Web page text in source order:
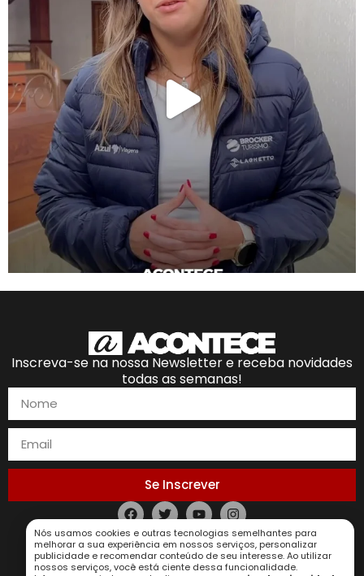
Inscreva-se na nossa Newsletter e receba novidades
todas as semanas!
Se Inscrever
Política de Privacidade
Nós usamos cookies e outras tecnologias semelhantes para
melhorar a sua experiência em nossos serviços, personalizar
publicidade e recomendar conteúdo de seu interesse. Ao utilizar
nossos serviços, você está ciente dessa funcionalidade.